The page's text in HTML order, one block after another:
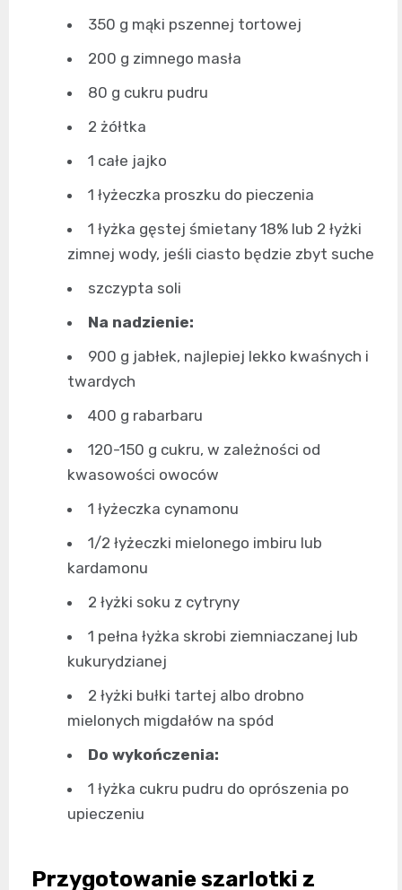
350 g mąki pszennej tortowej
200 g zimnego masła
80 g cukru pudru
2 żółtka
1 całe jajko
1 łyżeczka proszku do pieczenia
1 łyżka gęstej śmietany 18% lub 2 łyżki
zimnej wody, jeśli ciasto będzie zbyt suche
szczypta soli
Na nadzienie:
900 g jabłek, najlepiej lekko kwaśnych i
twardych
400 g rabarbaru
120-150 g cukru, w zależności od
kwasowości owoców
1 łyżeczka cynamonu
1/2 łyżeczki mielonego imbiru lub
kardamonu
2 łyżki soku z cytryny
1 pełna łyżka skrobi ziemniaczanej lub
kukurydzianej
2 łyżki bułki tartej albo drobno
mielonych migdałów na spód
Do wykończenia:
1 łyżka cukru pudru do oprószenia po
upieczeniu
Przygotowanie szarlotki z